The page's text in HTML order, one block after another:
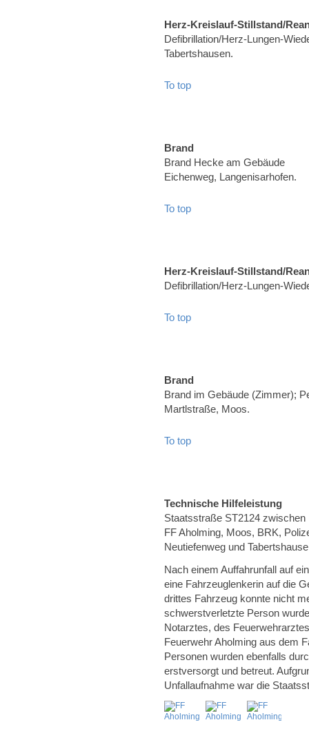
Herz-Kreislauf-Stillstand/
Defibrillation/Herz-Lungen-
Tabertshausen.
To top
Brand
Brand Hecke am Gebäude
Eichenweg, Langenisarhofen.
To top
Herz-Kreislauf-Stillstand/
Defibrillation/Herz-Lungen-
To top
Brand
Brand im Gebäude (Zimmer);
Martlstraße, Moos.
To top
Technische Hilfeleistung
Staatsstraße ST2124
FF Aholming, Moos, BRK,
Neutiefenweg und
Nach einem Auffahrunfall auf
eine Fahrzeuglenkerin auf die
drittes Fahrzeug konnte nicht
schwerstverletzte Person
Notarztes, des
Feuerwehr Aholming aus dem
Personen wurden ebenfalls
erstversorgt und betreut.
Unfallaufnahme war die